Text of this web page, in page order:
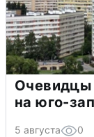
Очевидцы
на юго-
5 августа 0